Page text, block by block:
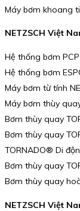
Máy bơm khoang
NETZSCH Việt
Hệ thống bơm PCP
Hệ thống bơm
Máy bơm từ tính
Máy bơm thùy
Bơm thùy quay
Bơm thùy quay
TORNADO® Di
Bơm thùy quay
Bơm thùy quay
NETZSCH Việt